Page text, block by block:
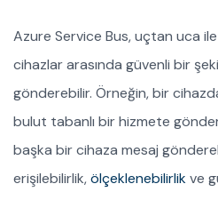
Azure Service Bus, uçtan uca
cihazlar arasında güvenli bir
gönderebilir. Örneğin, bir
bulut tabanlı bir hizmete
başka bir cihaza mesaj
erişilebilirlik,ölçeklenebilirlikve